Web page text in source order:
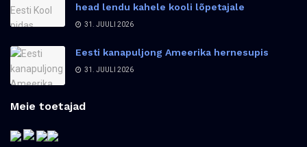
head lendu kahele kooli lõpetajale
31. JUULI 2026
Eesti kanapuljong Ameerika hernesupis
31. JUULI 2026
Meie toetajad